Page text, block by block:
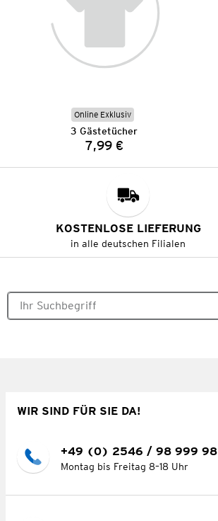
Online Exklusiv
3 Gästetücher
Preis:
7,99 €
KOSTENLOSE LIEFERUNG
in alle deutschen Filialen
WIR SIND FÜR SIE DA!
+49 (0) 2546 / 98 999 98
Montag bis Freitag 8–18 Uhr